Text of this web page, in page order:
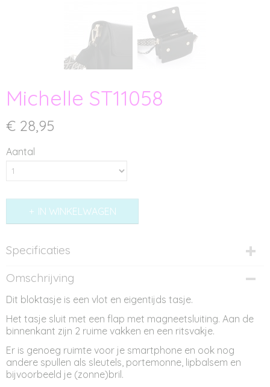
Michelle ST11058
€ 28,95
Aantal
IN WINKELWAGEN
Specificaties
Productcode
ST11058
Afmetingen (l,b,h)
Omschrijving
Dit bloktasje is een vlot en eigentijds tasje.
Het tasje sluit met een flap met magneetsluiting. Aan de
binnenkant zijn 2 ruime vakken en een ritsvakje.
Er is genoeg ruimte voor je smartphone en ook nog
andere spullen als sleutels, portemonne, lipbalsem en
bijvoorbeeld je (zonne)bril.